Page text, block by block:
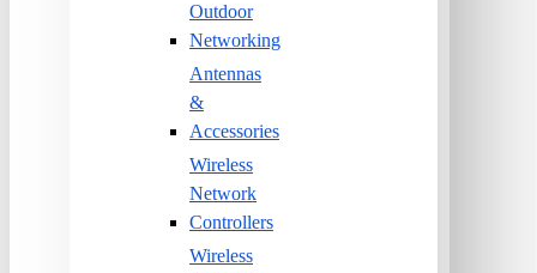
Outdoor
Networking
Antennas
&
Accessories
Wireless
Network
Controllers
Wireless